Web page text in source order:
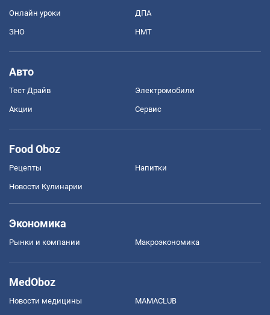
Онлайн уроки ДПА
ЗНО НМТ
Авто
Тест Драйв Электромобили
Акции Сервис
Food Oboz
Рецепты Напитки
Новости Кулинарии
Экономика
Рынки и компании Mакроэкономика
MedOboz
Новости медицины MAMACLUB